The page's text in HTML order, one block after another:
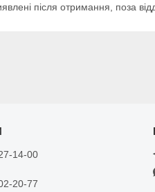
після отримання, поза
14-00
20-77